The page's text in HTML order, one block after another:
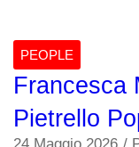
PEOPLE
Francesca
Pietrello